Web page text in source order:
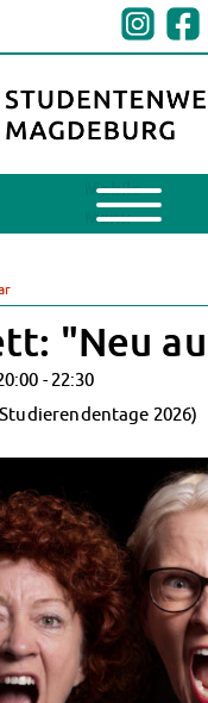
Mobile
Menu
Mensen
+ Eventspace
essen
"Neu
-22:30
2026)